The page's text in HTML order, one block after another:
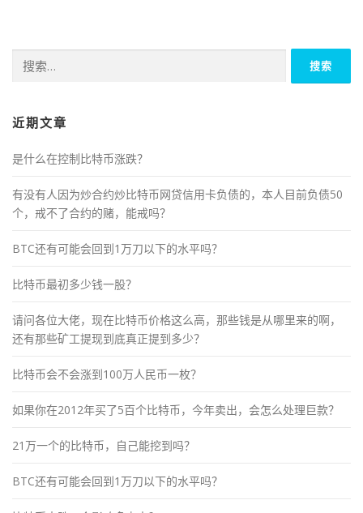
索：
近期文章
是什么在控制比特币涨跌？
有没有人因为炒合约炒比特币网贷信用卡负债的，本人目前负债50
个，戒不了合约的赌，能戒吗？
BTC还有可能会回到1万刀以下的水平吗？
比特币最初多少钱一股？
请问各位大佬，现在比特币价格这么高，那些钱是从哪里来的啊，
还有那些矿工提现到底真正提到多少？
比特币会不会涨到100万人民币一枚？
如果你在2012年买了5百个比特币，今年卖出，会怎么处理巨款？
21万一个的比特币，自己能挖到吗？
BTC还有可能会回到1万刀以下的水平吗？